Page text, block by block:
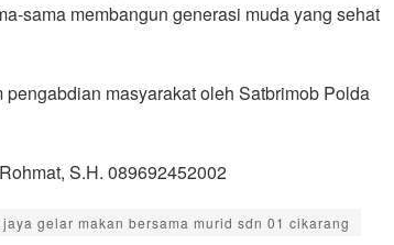
sama membangun generasi muda yang sehat
masyarakat oleh Satbrimob Polda
S.H. 089692452002
gelar makan bersama murid sdn 01 cikarang